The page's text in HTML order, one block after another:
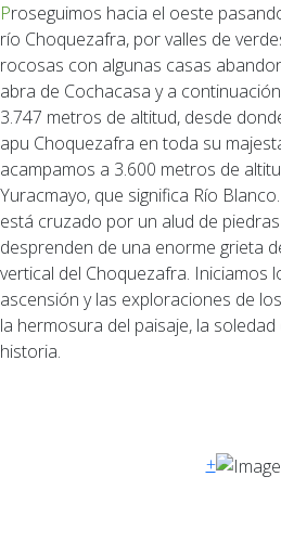
Proseguimos hacia el oeste pasando cerca del nacimiento del
río Choquezafra, por valles de
rocosas con algunas casas
abra de Cochacasa y a
3.747 metros de altitud, desde
apu Choquezafra en toda su
acampamos a 3.600 metros de
Yuracmayo, que significa Río
está cruzado por un alud de
desprenden de una enorme grieta
vertical del Choquezafra. Iniciamos
ascensión y las exploraciones de
la hermosura del paisaje, la
historia.
+